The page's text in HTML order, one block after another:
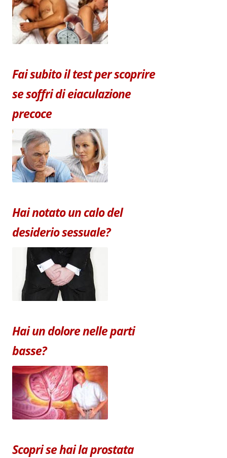
Fai subito il test per scoprire
se soffri di eiaculazione
precoce
Hai notato un calo del
desiderio sessuale?
Hai un dolore nelle parti
basse?
Scopri se hai la prostata